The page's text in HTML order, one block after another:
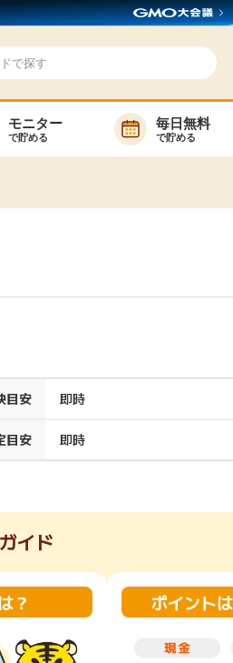
ター
ポイ活の使い方
モニター
で貯める
毎日無料
で貯める
カテゴリーから検索
新着
ポイ活
お得情報
（貯まる・使えるお店）
目安 即時
目安 即時
イド
？ ポイント